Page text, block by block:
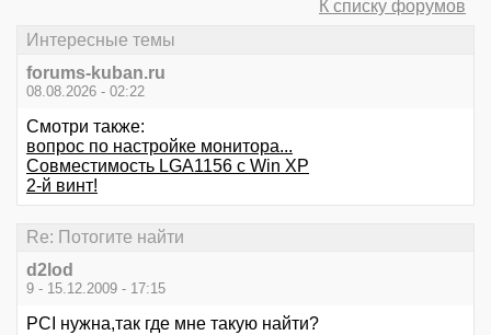
К списку форумов
Интересные темы
forums-kuban.ru
08.08.2026 - 02:22
Смотри также:
вопрос по настройке монитора...
Совместимость LGA1156 с Win XP
2-й винт!
Re: Потогите найти
d2lod
9 - 15.12.2009 - 17:15
PCI нужна,так где мне такую найти?